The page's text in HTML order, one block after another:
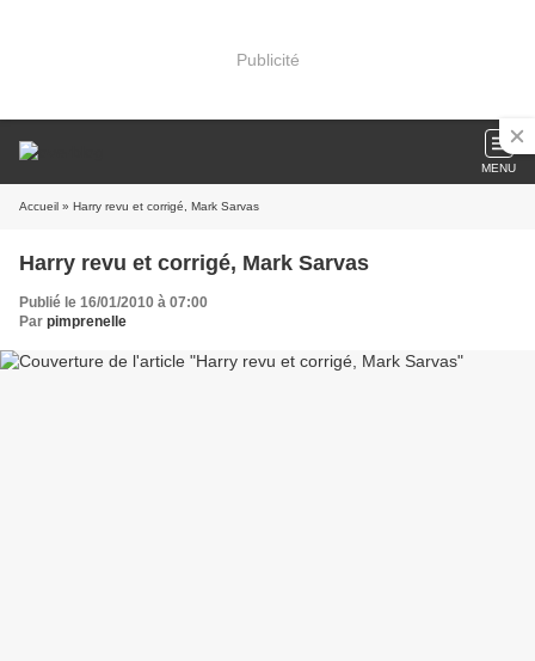
Publicité
MENU
Accueil » Harry revu et corrigé, Mark Sarvas
Harry revu et corrigé, Mark Sarvas
Publié le 16/01/2010 à 07:00
Par pimprenelle